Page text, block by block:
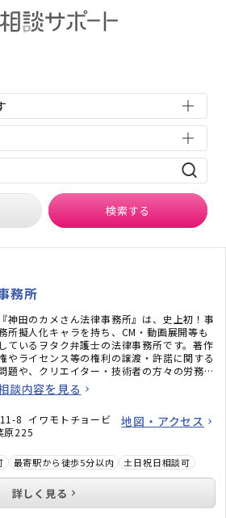
強い専門家の検索結果
検索する
務所
『神田のカメさん法律事務所』は、史上初！事
所擬人化キャラを持ち、CM・動画展開等も
しているヲタク弁護士の法律事務所です。著作
やライセンス等の権利の譲渡・許諾に関する
題や、クリエイター・技術者の方々の労務問
にも力を入れています。また、相続問題、遺
書作成、戦略的離婚サービスなどもご好評い
談内容を見る
8 イワモトチョービ
原225
地図・アクセス
最寄駅から徒歩5分以内 土日祝日相談可
詳しく見る